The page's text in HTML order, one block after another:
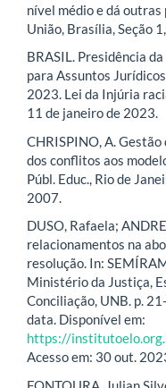
nível médio e dá
União, Brasília, Seção
BRASIL. Presidência
para Assuntos
2023. Lei da Injúria
11 de janeiro de 2023.
CHRISPINO, A.
dos conflitos aos
Públ. Educ., Rio de
2007.
DUSO, Rafaela;
relacionamentos na
resolução. In:
Ministério da Justiça,
Conciliação, UNB. p.
data. Disponível em:
https://
Acesso em: 30 out.